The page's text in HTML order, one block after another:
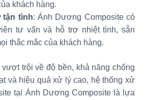
khách hàng.
tận tình: Ánh Dương Composite có
tư vấn và hỗ trợ nhiệt tình, sẵn
thắc mắc của khách hàng.
trội về độ bền, khả năng chống
và hiệu quả xử lý cao, hệ thống xử
tại Ánh Dương Composite là lựa